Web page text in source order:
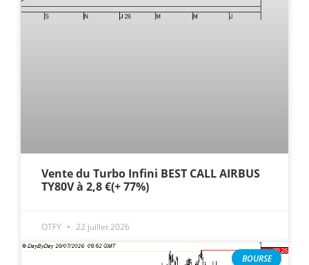
Vente du Turbo Infini BEST CALL AIRBUS
TY80V à 2,8 €(+ 77%)
OTFY 22 juillet 2026
BOURSE